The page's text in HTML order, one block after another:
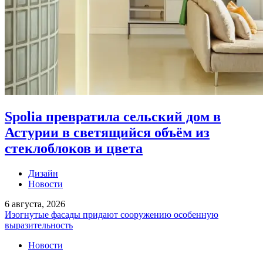
Spolia превратила сельский дом в
Астурии в светящийся объём из
стеклоблоков и цвета
Дизайн
Новости
6 августа, 2026
Изогнутые фасады придают сооружению особенную
выразительность
Новости